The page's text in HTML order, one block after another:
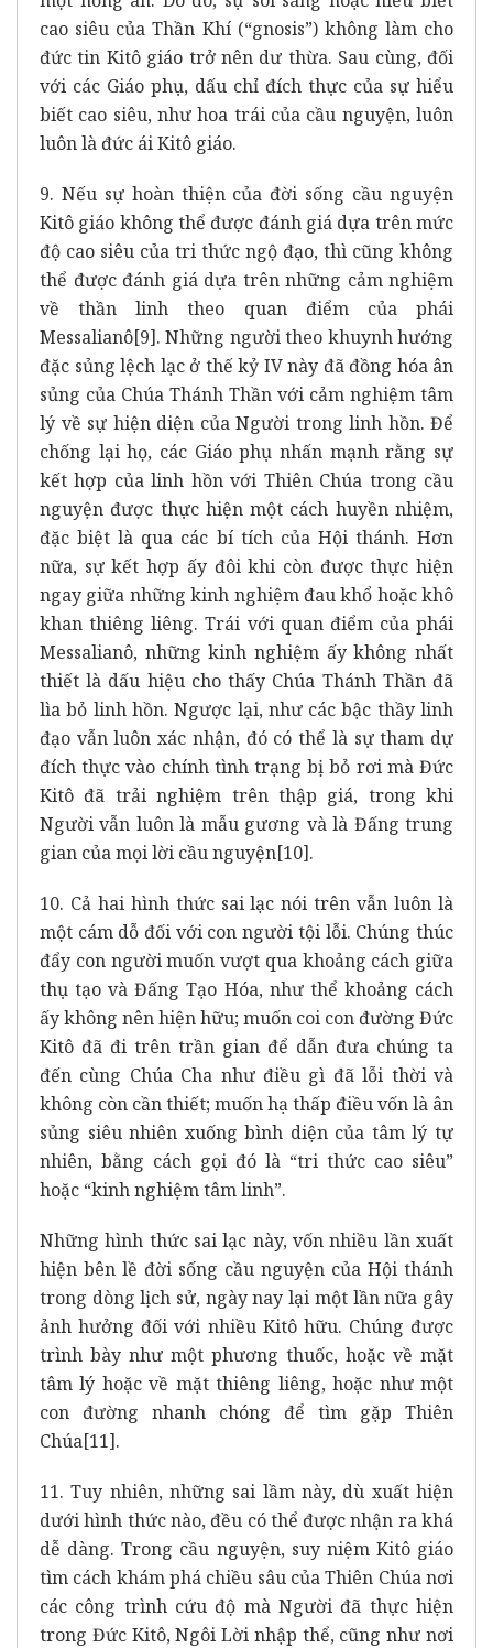
cao siêu của Thần Khí (“gnosis”) không làm cho
đức tin Kitô giáo trở nên dư thừa. Sau cùng, đối
với các Giáo phụ, dấu chỉ đích thực của sự hiểu
biết cao siêu, như hoa trái của cầu nguyện, luôn
luôn là đức ái Kitô giáo.
9. Nếu sự hoàn thiện của đời sống cầu nguyện
Kitô giáo không thể được đánh giá dựa trên mức
độ cao siêu của tri thức ngộ đạo, thì cũng không
thể được đánh giá dựa trên những cảm nghiệm
về thần linh theo quan điểm của phái
Messalianô[9]. Những người theo khuynh hướng
đặc sủng lệch lạc ở thế kỷ IV này đã đồng hóa ân
sủng của Chúa Thánh Thần với cảm nghiệm tâm
lý về sự hiện diện của Người trong linh hồn. Để
chống lại họ, các Giáo phụ nhấn mạnh rằng sự
kết hợp của linh hồn với Thiên Chúa trong cầu
nguyện được thực hiện một cách huyền nhiệm,
đặc biệt là qua các bí tích của Hội thánh. Hơn
nữa, sự kết hợp ấy đôi khi còn được thực hiện
ngay giữa những kinh nghiệm đau khổ hoặc khô
khan thiêng liêng. Trái với quan điểm của phái
Messalianô, những kinh nghiệm ấy không nhất
thiết là dấu hiệu cho thấy Chúa Thánh Thần đã
lìa bỏ linh hồn. Ngược lại, như các bậc thầy linh
đạo vẫn luôn xác nhận, đó có thể là sự tham dự
đích thực vào chính tình trạng bị bỏ rơi mà Đức
Kitô đã trải nghiệm trên thập giá, trong khi
Người vẫn luôn là mẫu gương và là Đấng trung
gian của mọi lời cầu nguyện[10].
10. Cả hai hình thức sai lạc nói trên vẫn luôn là
một cám dỗ đối với con người tội lỗi. Chúng thúc
đẩy con người muốn vượt qua khoảng cách giữa
thụ tạo và Đấng Tạo Hóa, như thể khoảng cách
ấy không nên hiện hữu; muốn coi con đường Đức
Kitô đã đi trên trần gian để dẫn đưa chúng ta
đến cùng Chúa Cha như điều gì đã lỗi thời và
không còn cần thiết; muốn hạ thấp điều vốn là ân
sủng siêu nhiên xuống bình diện của tâm lý tự
nhiên, bằng cách gọi đó là “tri thức cao siêu”
hoặc “kinh nghiệm tâm linh”.
Những hình thức sai lạc này, vốn nhiều lần xuất
hiện bên lề đời sống cầu nguyện của Hội thánh
trong dòng lịch sử, ngày nay lại một lần nữa gây
ảnh hưởng đối với nhiều Kitô hữu. Chúng được
trình bày như một phương thuốc, hoặc về mặt
tâm lý hoặc về mặt thiêng liêng, hoặc như một
con đường nhanh chóng để tìm gặp Thiên
Chúa[11].
11. Tuy nhiên, những sai lầm này, dù xuất hiện
dưới hình thức nào, đều có thể được nhận ra khá
dễ dàng. Trong cầu nguyện, suy niệm Kitô giáo
tìm cách khám phá chiều sâu của Thiên Chúa nơi
các công trình cứu độ mà Người đã thực hiện
trong Đức Kitô, Ngôi Lời nhập thể, cũng như nơi